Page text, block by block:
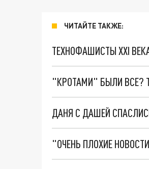
ЧИТАЙТЕ ТАКЖЕ:
ТЕХНОФАШИСТЫ XXI
"КРОТАМИ" БЫЛИ ВСЕ?
ДАНЯ С ДАШЕЙ